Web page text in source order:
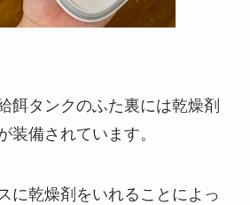
餌タンクのふた裏には乾燥剤
装備されています。
に乾燥剤をいれることによっ